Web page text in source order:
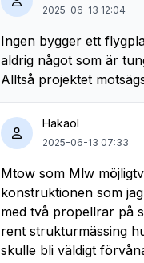
2025-06-13 12:04
Ingen bygger ett
aldrig något som är
Alltså projektet
Hakaol
2025-06-13 07:33
Mtow som Mlw
konstruktionen som
med två propellrar på
rent strukturmässing
skulle bli väldigt